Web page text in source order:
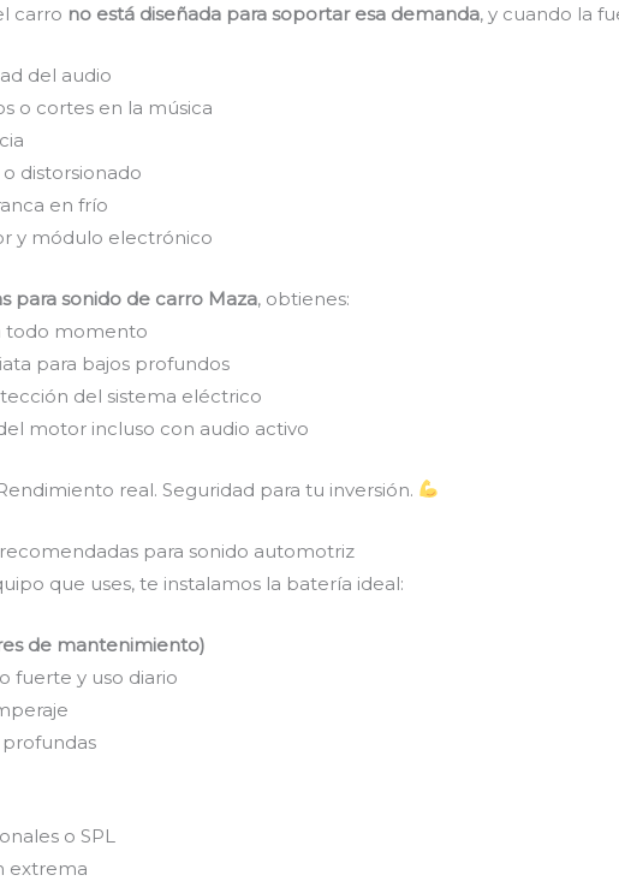
carro no está diseñada para soportar esa demanda, y cuando la
del audio
o cortes en la música
distorsionado
en frío
y módulo electrónico
para sonido de carro Maza, obtienes:
todo momento
para bajos profundos
del sistema eléctrico
motor incluso con audio activo
real. Seguridad para tu inversión.
para sonido automotriz
que uses, te instalamos la batería ideal:
de mantenimiento)
fuerte y uso diario
o SPL
extrema